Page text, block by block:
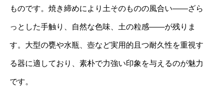
ものです。焼き締めにより土そのものの風合い――ざら
っとした手触り、自然な色味、土の粒感――が残りま
す。大型の甕や水瓶、壺など実用的且つ耐久性を重視す
る器に適しており、素朴で力強い印象を与えるのが魅力
です。